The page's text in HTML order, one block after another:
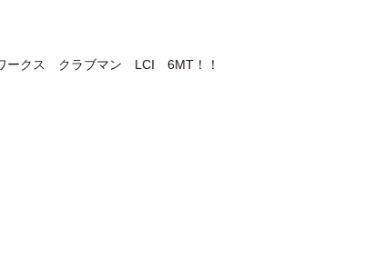
クス クラブマン LCI 6MT！！